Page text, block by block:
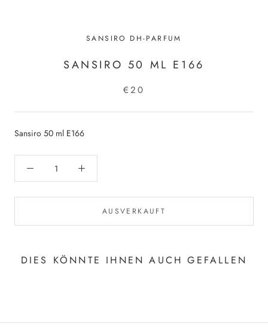
SANSIRO DH-PARFUM
SANSIRO 50 ML E166
€20
Sansiro 50 ml E166
AUSVERKAUFT
DIES KÖNNTE IHNEN AUCH GEFALLEN